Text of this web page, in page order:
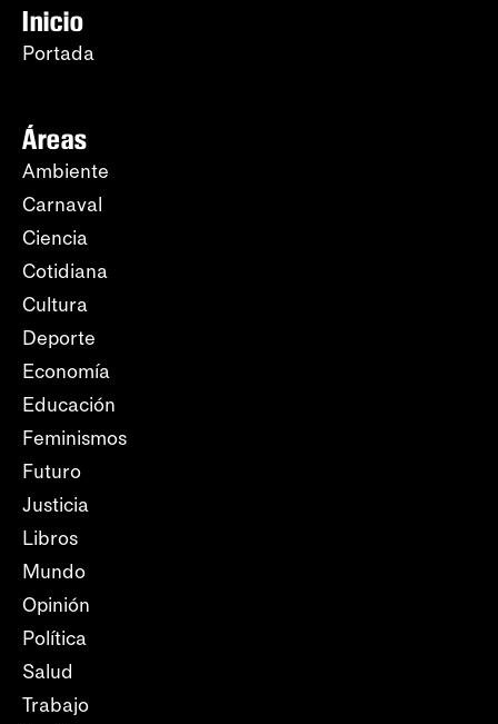
Inicio
Portada
Áreas
Ambiente
Carnaval
Ciencia
Cotidiana
Cultura
Deporte
Economía
Educación
Feminismos
Futuro
Justicia
Libros
Mundo
Opinión
Política
Salud
Trabajo